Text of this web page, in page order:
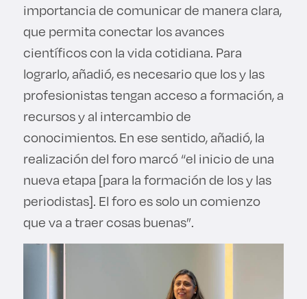
importancia de comunicar de manera clara,
que permita conectar los avances
científicos con la vida cotidiana. Para
lograrlo, añadió, es necesario que los y las
profesionistas tengan acceso a formación, a
recursos y al intercambio de
conocimientos. En ese sentido, añadió, la
realización del foro marcó “el inicio de una
nueva etapa [para la formación de los y las
periodistas]. El foro es solo un comienzo
que va a traer cosas buenas”.